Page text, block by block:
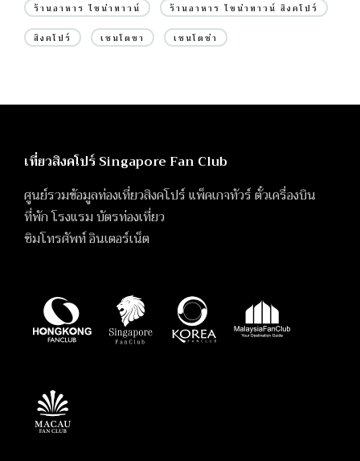
ร้านอาหาร ไชน่าทาวน์ ร้านอาหาร ไชน่าทาวน์ สิงคโปร์
สิงคโปร์ เซนโตซา เซนโตซ่า
เที่ยวสิงคโปร์ Singapore Fan Club
ศูนย์รวมข้อมูลท่องเที่ยวสิงคโปร์ แพ็คเกจทัวร์ ตั๋วเครื่องบิน
ที่พัก โรงแรม บัตรท่องเที่ยว
ซิมโทรศัพท์ อินเตอร์เน็ต